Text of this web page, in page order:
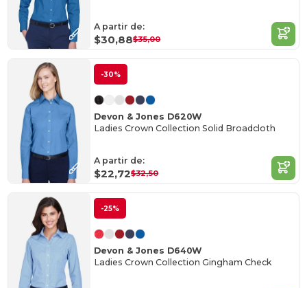
A partir de:
$30,88$35,00
-30%
Devon & Jones D620W
Ladies Crown Collection Solid Broadcloth
A partir de:
$22,72$32,50
-25%
Devon & Jones D640W
Ladies Crown Collection Gingham Check